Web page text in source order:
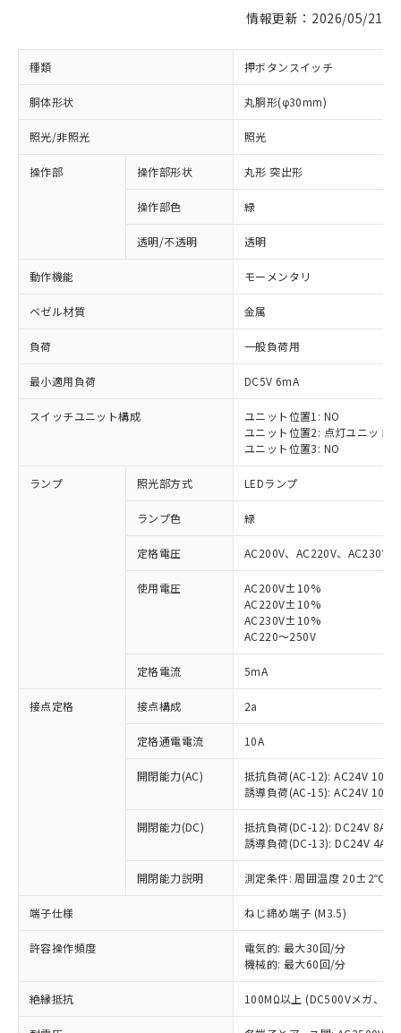
情報更新：2026/05/21
種類 押ボタンスイッチ
胴体形状 丸胴形(φ30mm)
照光/非照光 照光
操作部 操作部形状 丸形 突出形
操作部色 緑
透明/不透明 透明
動作機能 モーメンタリ
ベゼル材質 金属
負荷 一般負荷用
最小適用負荷 DC5V 6mA
スイッチユニット構成
ユニット位置1: NO
ユニット位置2: 点灯ユニット
ユニット位置3: NO
ランプ 照光部方式 LEDランプ
ランプ色 緑
定格電圧 AC200V、AC220V、AC230V
使用電圧
AC200V±10%
AC220V±10%
AC230V±10%
AC220～250V
定格電流 5mA
接点定格 接点構成 2a
定格通電電流 10A
開閉能力(AC)
抵抗負荷(AC-12): AC24V 10A/
誘導負荷(AC-15): AC24V
開閉能力(DC)
抵抗負荷(DC-12): DC24V 8A/
誘導負荷(DC-13): DC24V 4A/
開閉能力説明 測定条件: 周囲温度 20±2℃、
端子仕様 ねじ締め端子 (M3.5)
許容操作頻度
電気的: 最大30回/分
機械的: 最大60回/分
絶縁抵抗 100MΩ以上 (DC500Vメガ、点
以下の条件をお読みいただき、同意のうえ
本サービスは、当社制御機器事業取扱
商品の当社在庫状況および標準価格
(税抜)を提供させていただくもので
本サービスの対象外となる商品もある
ことをご了承ください。
在庫状況および標準価格照会結果は、
記載している更新日時点での社内デー
タに基づき作成されるものであり、閲
覧された時点での実際の在庫および標
対応済み：EU RoHS指令（10物質）の
非含有に対応した製品が提供可能な商品で
対応予定：EU RoHS指令（10物質）の非含
有に対応した製品に切り替える予定のある
対応予定なし：EU RoHS指令（10物質）の
非含有に非対応の商品で、対応品を出す予
調査・確認中：EU RoHS指令（10物質）の
非含有の対応状況を調査中または確認中の
非該当品：ライセンス料など無形物で、有
害物質有無と関係のない商品です。
仕入先様の事情により、非含有部品として
いたものが、含有品と判明した場合などや
むを得ず変更することがあります。
鉛(Pb) 1000ppm以下、 水銀(Hg) 1000ppm以下、 カド
六価クロム(Cr(Ⅵ)) 1000ppm以下、ポリ臭化ビフェニル
※1 中国RoHS○×表
「○」：最大均質材料含有率が中国RoHSの
基準値以下であることを示します。
「×」：最大均質材料含有率が中国RoHSの
基準値を超えていることを示します。
「－」：未確認です。当社販売部門へお問
*中国RoHS10物質の基準値 (GB/T26572)：
Pb(鉛) :1000ppm、 Hg(水銀) : 1000ppm、 Cd(カドミウ
当社は、これら貴社製品のうち、外国
為替および外国貿易法に定める商品
（以下｢規制貨物等」という）を輸出
または国外への提供する場合は、日本
国政府の輸出許可(または役務取引許
可)を取得するなどの必要な手続きを